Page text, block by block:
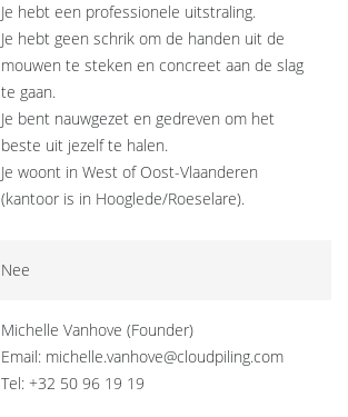
Je hebt een professionele uitstraling.
Je hebt geen schrik om de handen uit de
mouwen te steken en concreet aan de slag
te gaan.
Je bent nauwgezet en gedreven om het
beste uit jezelf te halen.
Je woont in West of Oost-Vlaanderen
(kantoor is in Hooglede/Roeselare).
Nee
Michelle Vanhove (Founder)
Email: michelle.vanhove@cloudpiling.com
Tel: +32 50 96 19 19